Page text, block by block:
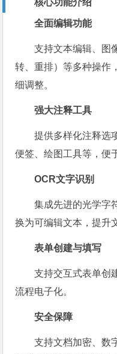
全面编辑功能
支持文本编辑、图
转、重排）等多种操作
细调整。
强大注释工具
提供多样化注释选
便签、绘图工具等，便
OCR文字识别
集成先进的光学字
换为可编辑文本，提升
表单创建与填写
支持交互式表单创
流程电子化。
安全保障
支持文档加密、数